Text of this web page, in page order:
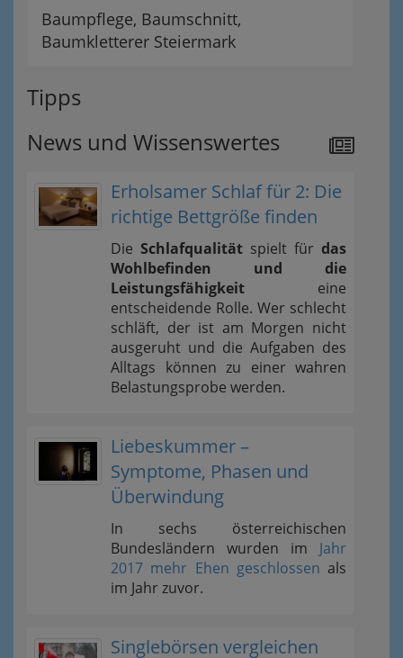
Baumpflege, Baumschnitt,
Baumkletterer Steiermark
Tipps
News und Wissenswertes
Erholsamer Schlaf für 2: Die
richtige Bettgröße finden
Die Schlafqualität spielt für das
Wohlbefinden und die
Leistungsfähigkeit eine
entscheidende Rolle. Wer schlecht
schläft, der ist am Morgen nicht
ausgeruht und die Aufgaben des
Alltags können zu einer wahren
Belastungsprobe werden.
Liebeskummer –
Symptome, Phasen und
Überwindung
In sechs österreichischen
Bundesländern wurden im Jahr
2017 mehr Ehen geschlossen als
im Jahr zuvor.
Singlebörsen vergleichen